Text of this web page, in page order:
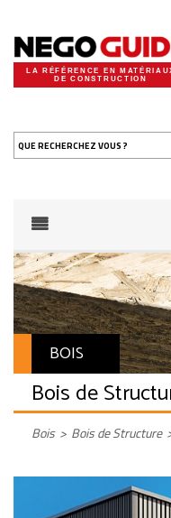
LA RÉFÉRENCE EN
DE CONSTRUCTION
QUE RECHERCHEZ VOUS ?
BOIS
Bois de
Bois > Bois de Structure